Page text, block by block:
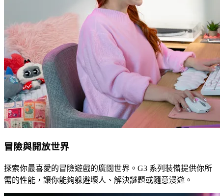
冒險與開放世界
探索你最喜愛的冒險遊戲的廣闊世界。G3 系列裝備提供你所
需的性能，讓你能夠躲避壞人、解決謎題或隨意漫遊。